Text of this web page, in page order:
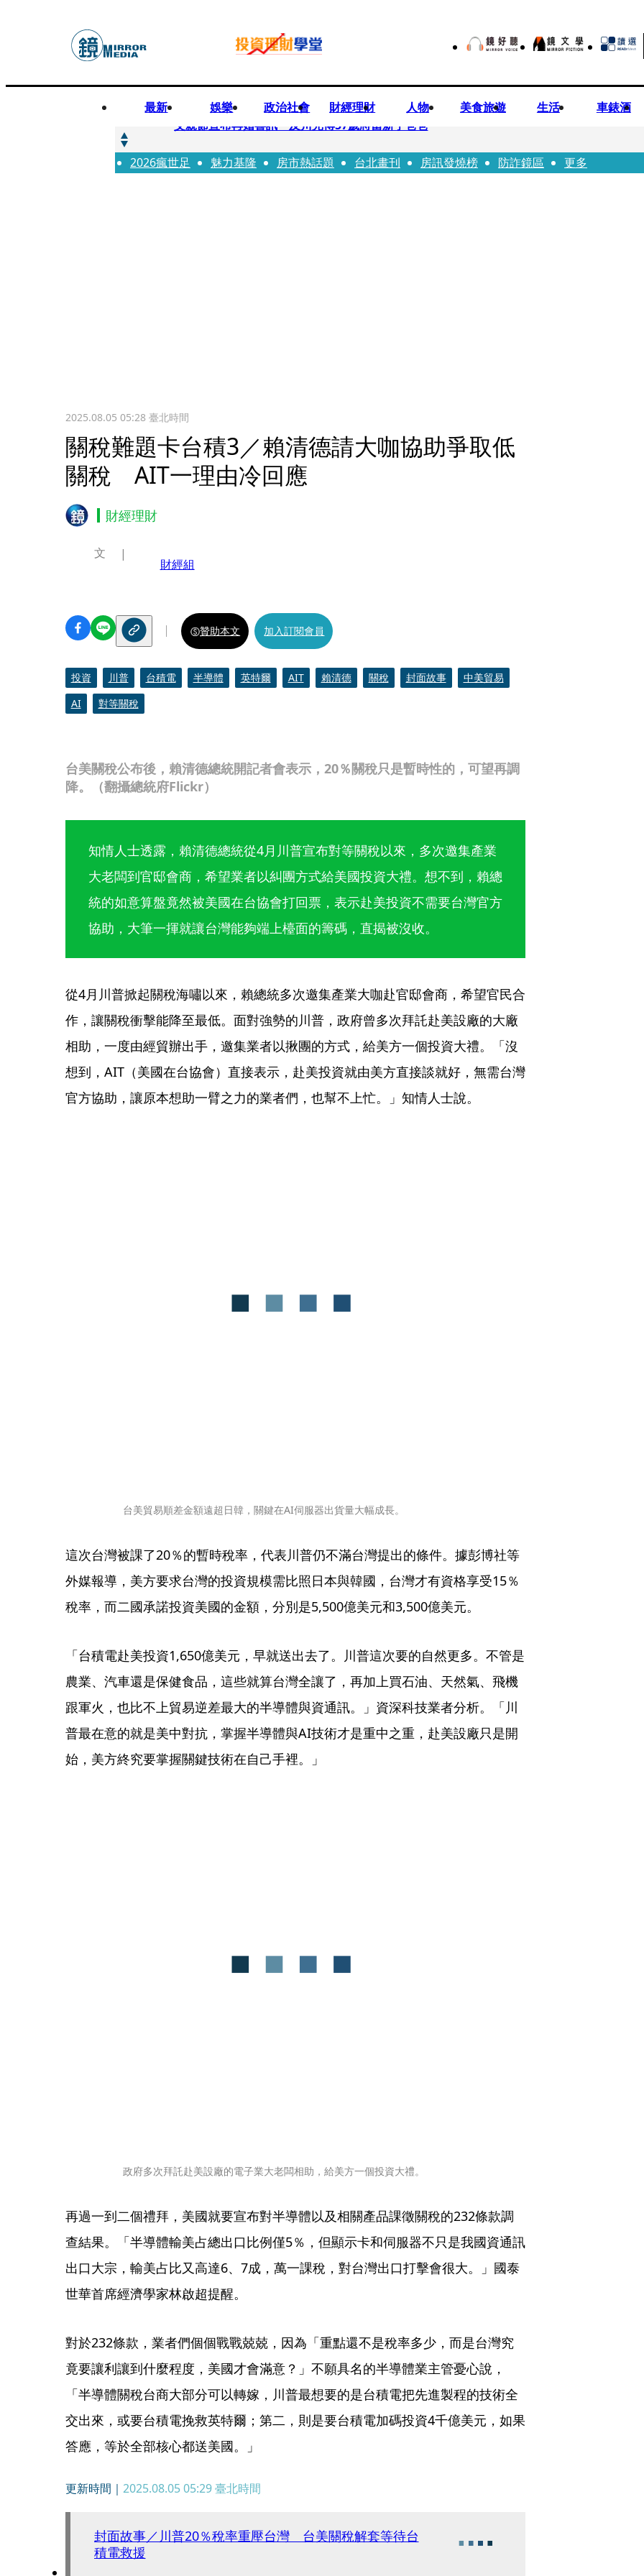
最新 娛樂 政治社會 財經理財 人物 美食旅遊 生活 車錶酒
快訊
父親節宣布再婚喜訊 及川光博57歲將當新手爸爸
快訊
改姓斷開阿湯哥！20歲舒莉首登台「1人分飾4角」 觀眾驚艷：錯怪星二代了
2026瘋世足 魅力基隆 房市熱話題 台北畫刊 房訊發燒榜 防詐鏡區 更多
2025.08.05 05:28臺北時間
關稅難題卡台積3／賴清德請大咖協助爭取低
關稅 AIT一理由冷回應
財經理財
台美關稅公布後，賴清德總統開記者會表示，20％關稅只是暫時性的，可望再調
降。（翻攝總統府Flickr）
文
財經組
贊助本文 加入訂閱會員
投資 川普 台積電 半導體 英特爾 AIT 賴清德 關稅 封面故事
中美貿易
AI
對等關稅
知情人士透露，賴清德總統從4月川普宣布對等關稅以來，多次邀集產業
大老闆到官邸會商，希望業者以糾團方式給美國投資大禮。想不到，賴總
統的如意算盤竟然被美國在台協會打回票，表示赴美投資不需要台灣官方
協助，大筆一揮就讓台灣能夠端上檯面的籌碼，直揭被沒收。
從4月川普掀起關稅海嘯以來，賴總統多次邀集產業大咖赴官邸會商，希望官民合
作，讓關稅衝擊能降至最低。面對強勢的川普，政府曾多次拜託赴美設廠的大廠
相助，一度由經貿辦出手，邀集業者以揪團的方式，給美方一個投資大禮。「沒
想到，AIT（美國在台協會）直接表示，赴美投資就由美方直接談就好，無需台灣
官方協助，讓原本想助一臂之力的業者們，也幫不上忙。」知情人士說。
台美貿易順差金額遠超日韓，關鍵在AI伺服器出貨量大幅成長。
這次台灣被課了20％的暫時稅率，代表川普仍不滿台灣提出的條件。據彭博社等
外媒報導，美方要求台灣的投資規模需比照日本與韓國，台灣才有資格享受15％
稅率，而二國承諾投資美國的金額，分別是5,500億美元和3,500億美元。
「台積電赴美投資1,650億美元，早就送出去了。川普這次要的自然更多。不管是
農業、汽車還是保健食品，這些就算台灣全讓了，再加上買石油、天然氣、飛機
跟軍火，也比不上貿易逆差最大的半導體與資通訊。」資深科技業者分析。「川
普最在意的就是美中對抗，掌握半導體與AI技術才是重中之重，赴美設廠只是開
始，美方終究要掌握關鍵技術在自己手裡。」
政府多次拜託赴美設廠的電子業大老闆相助，給美方一個投資大禮。
再過一到二個禮拜，美國就要宣布對半導體以及相關產品課徵關稅的232條款調
查結果。「半導體輸美占總出口比例僅5％，但顯示卡和伺服器不只是我國資通訊
出口大宗，輸美占比又高達6、7成，萬一課稅，對台灣出口打擊會很大。」國泰
世華首席經濟學家林啟超提醒。
對於232條款，業者們個個戰戰兢兢，因為「重點還不是稅率多少，而是台灣究
竟要讓利讓到什麼程度，美國才會滿意？」不願具名的半導體業主管憂心說，
「半導體關稅台商大部分可以轉嫁，川普最想要的是台積電把先進製程的技術全
交出來，或要台積電挽救英特爾；第二，則是要台積電加碼投資4千億美元，如果
答應，等於全部核心都送美國。」
更新時間｜ 2025.08.05 05:29臺北時間
封面故事／川普20％稅率重壓台灣 台美關稅解套等待台
積電救援